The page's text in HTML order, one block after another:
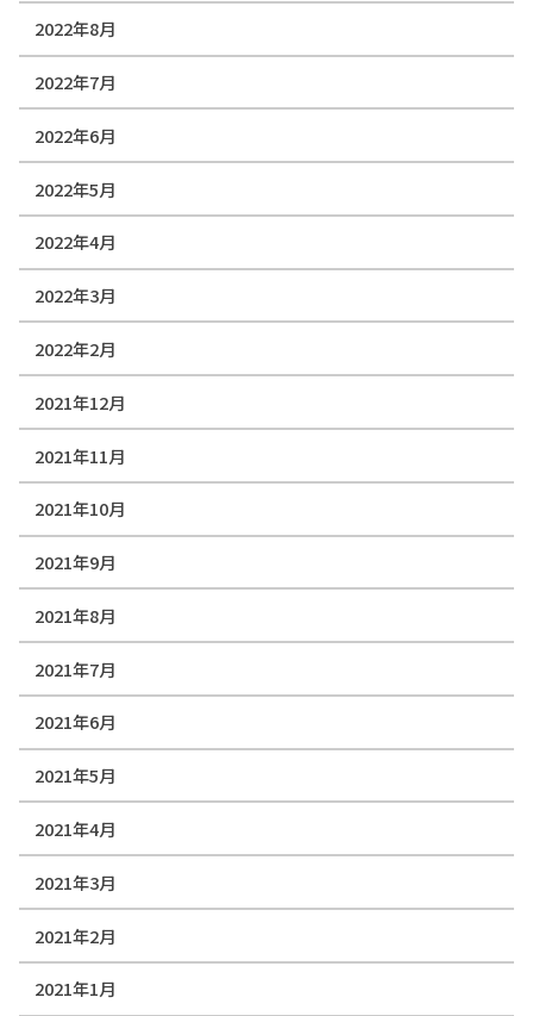
2022年8月
2022年7月
2022年6月
2022年5月
2022年4月
2022年3月
2022年2月
2021年12月
2021年11月
2021年10月
2021年9月
2021年8月
2021年7月
2021年6月
2021年5月
2021年4月
2021年3月
2021年2月
2021年1月